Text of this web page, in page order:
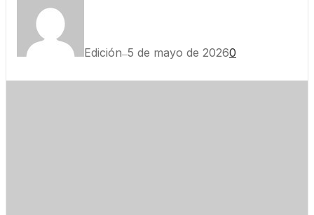
Edición—5 de mayo de 20260